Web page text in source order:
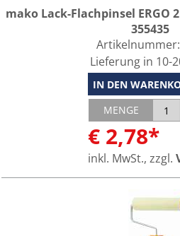
mako Lack-Flachpinsel ERGO
355435
Artikelnummer:
Lieferung in 10-
IN DEN
MENGE
€ 2,78*
inkl. MwSt., zzgl.